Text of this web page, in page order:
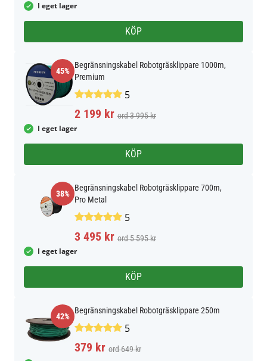
I eget lager
KÖP
45%
Begränsningskabel Robotgräsklippare 1000m,
Premium
5
2 199 kr ord 3 995 kr
I eget lager
KÖP
38%
Begränsningskabel Robotgräsklippare 700m,
Pro Metal
5
3 495 kr ord 5 595 kr
I eget lager
KÖP
42%
Begränsningskabel Robotgräsklippare 250m
5
379 kr ord 649 kr